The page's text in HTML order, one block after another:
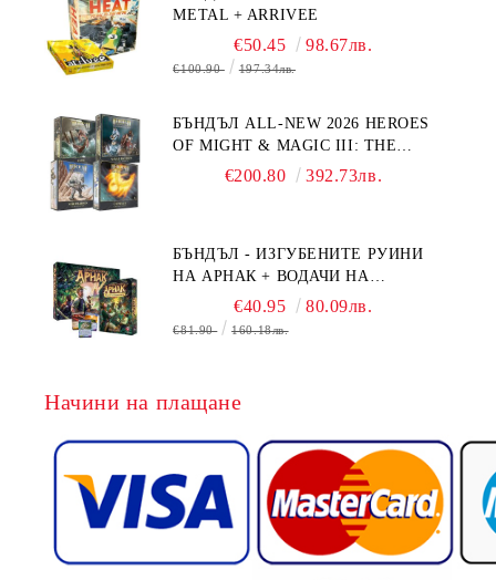
METAL + ARRIVEE
€50.45 98.67лв.
€100.90 197.34лв.
БЪНДЪЛ ALL-NEW 2026 HEROES
OF MIGHT & MAGIC III: THE
BOARD GAME EXPANSIONS -
€200.80 392.73лв.
БЪНДЪЛ - ИЗГУБЕНИТЕ РУИНИ
НА АРНАК + ВОДАЧИ НА
ЕКСПЕДИЦИИ + ПРОМО КАРТИ
БЕЗПЛАТНО
€40.95 80.09лв.
€81.90 160.18лв.
Начини на плащане